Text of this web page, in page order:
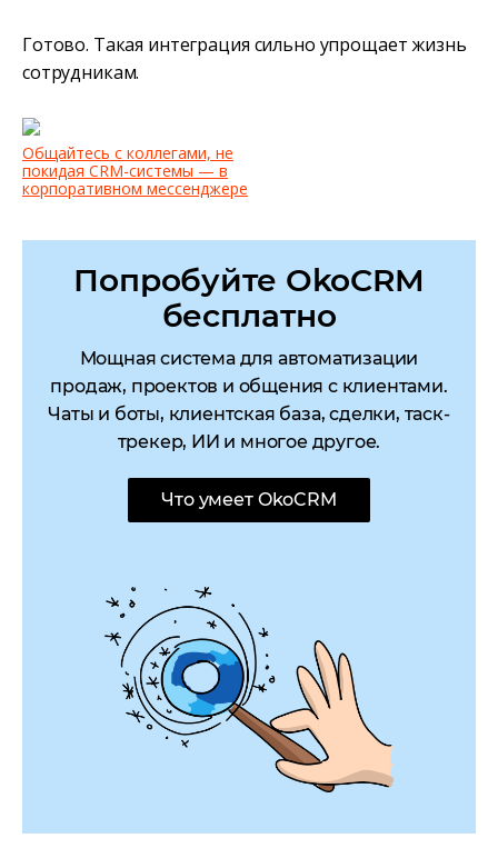
Готово. Такая интеграция сильно упрощает жизнь
сотрудникам.
Общайтесь с коллегами, не
покидая CRM-системы — в
корпоративном мессенджере
Попробуйте OkoCRM
бесплатно
Мощная система для автоматизации
продаж, проектов и общения с клиентами.
Чаты и боты, клиентская база, сделки, таск-
трекер, ИИ и многое другое.
Что умеет OkoCRM